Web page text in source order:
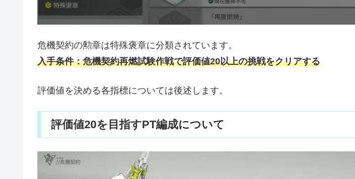
危機契約の勲章は特殊褒章に分類されています。
入手条件：危機契約再燃試験作戦で評価値20以上の挑戦をクリアする
評価値を決める各指標については後述します。
評価値20を目指すPT編成について